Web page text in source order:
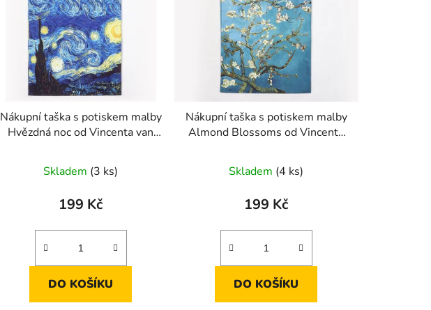
Nákupní taška s potiskem malby
Hvězdná noc od Vincenta van
Skladem (3 ks)
199 Kč
DO KOŠÍKU
Nákupní taška s potiskem malby
Almond Blossoms od Vincenta
Skladem (4 ks)
199 Kč
DO KOŠÍKU